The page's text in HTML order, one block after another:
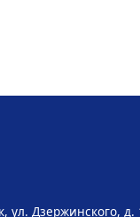
ул. Дзержинского,